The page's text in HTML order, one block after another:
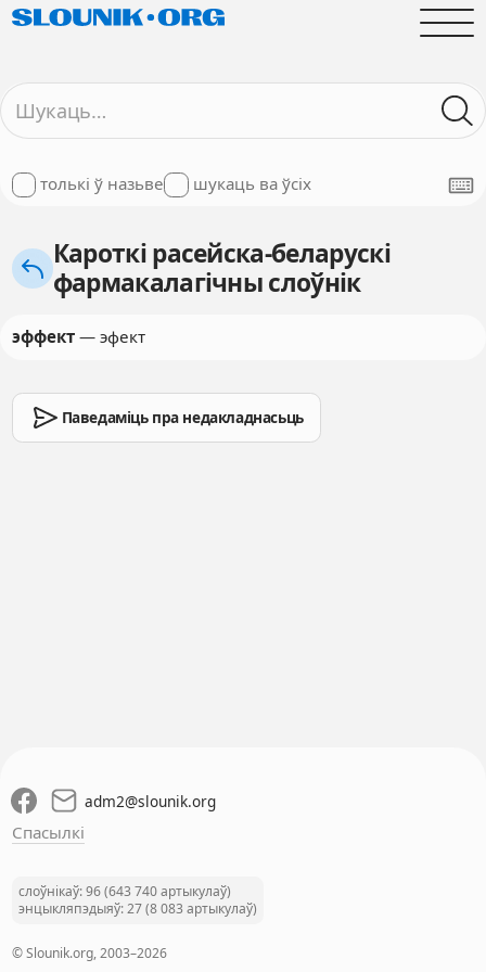
толькі ў назьве шукаць ва ўсіх
Кароткі расейска-беларускі
фармакалагічны слоўнік
эффект— эфект
Паведаміць пра недакладнасьць
adm2@slounik.org
Спасылкі
слоўнікаў: 96 (643 740 артыкулаў)
энцыкляпэдыяў: 27 (8 083 артыкулаў)
© Slounik.org, 2003–2026